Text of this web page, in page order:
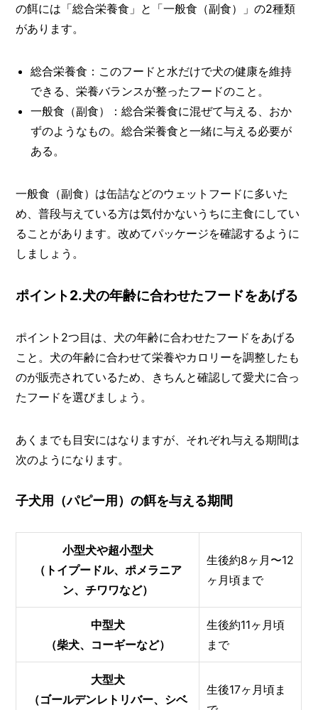
の餌には「総合栄養食」と「一般食（副食）」の2種類
があります。
総合栄養食：このフードと水だけで犬の健康を維持
できる、栄養バランスが整ったフードのこと。
一般食（副食）：総合栄養食に混ぜて与える、おか
ずのようなもの。総合栄養食と一緒に与える必要が
ある。
一般食（副食）は缶詰などのウェットフードに多いた
め、普段与えている方は気付かないうちに主食にしてい
ることがあります。改めてパッケージを確認するように
しましょう。
ポイント2.犬の年齢に合わせたフードをあげる
ポイント2つ目は、犬の年齢に合わせたフードをあげる
こと。犬の年齢に合わせて栄養やカロリーを調整したも
のが販売されているため、きちんと確認して愛犬に合っ
たフードを選びましょう。
あくまでも目安にはなりますが、それぞれ与える期間は
次のようになります。
子犬用（パピー用）の餌を与える期間
小型犬や超小型犬
（トイプードル、ポメラニア
ン、チワワなど）
生後約8ヶ月〜12
ヶ月頃まで
中型犬
（柴犬、コーギーなど）
生後約11ヶ月頃
まで
大型犬
（ゴールデンレトリバー、シベ
生後17ヶ月頃ま